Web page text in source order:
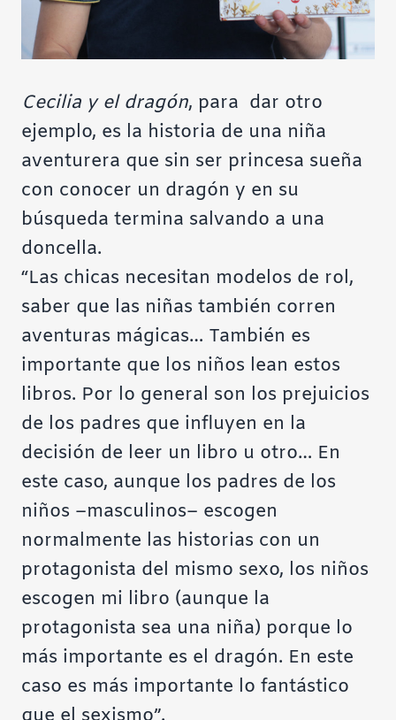
Cecilia y el dragón, para dar otro
ejemplo, es la historia de una niña
aventurera que sin ser princesa sueña
con conocer un dragón y en su
búsqueda termina salvando a una
doncella.
“Las chicas necesitan modelos de rol,
saber que las niñas también corren
aventuras mágicas… También es
importante que los niños lean estos
libros. Por lo general son los prejuicios
de los padres que influyen en la
decisión de leer un libro u otro… En
este caso, aunque los padres de los
niños –masculinos– escogen
normalmente las historias con un
protagonista del mismo sexo, los niños
escogen mi libro (aunque la
protagonista sea una niña) porque lo
más importante es el dragón. En este
caso es más importante lo fantástico